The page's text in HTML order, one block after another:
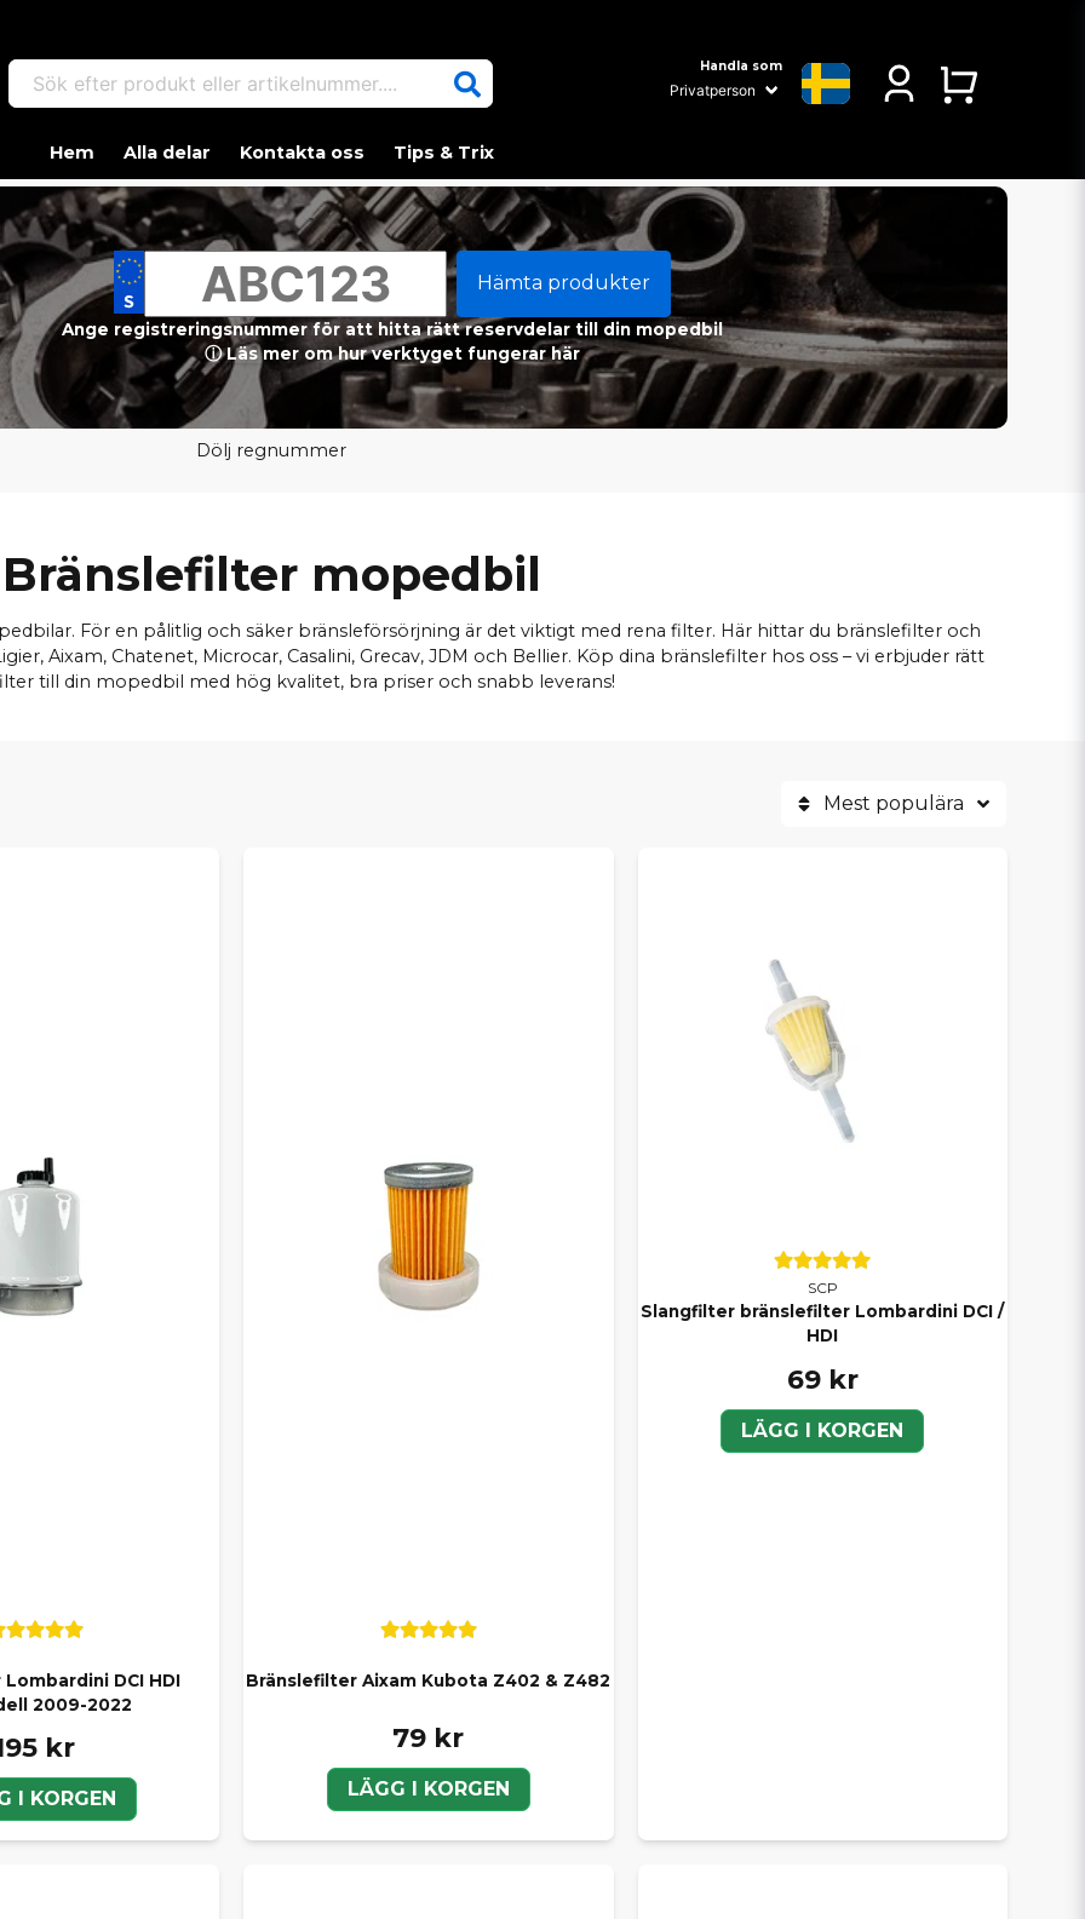
Sök efter produkt eller artikelnummer.... Handla som
Hem Alla delar Kontakta oss Tips & Trix
Hämta produkter
Ange registreringsnummer för att hitta rätt reservdelar till din mopedbil
ⓘ Läs mer om hur verktyget fungerar här
Dölj regnummer
Bränslefilter mopedbil
För en pålitlig och säker bränsleförsörjning är det viktigt med rena filter. Här hittar du bränslefilter och
Aixam, Chatenet, Microcar, Casalini, Grecav, JDM och Bellier. Köp dina bränslefilter hos oss – vi erbjuder rätt
till din mopedbil med hög kvalitet, bra priser och snabb leverans!
Mest populära
DCI HDI
2009-2022
kr
I KORGEN
Bränslefilter Aixam Kubota Z402 & Z482
79 kr
LÄGG I KORGEN
SCP
Slangfilter bränslefilter Lombardini DCI /
HDI
69 kr
LÄGG I KORGEN